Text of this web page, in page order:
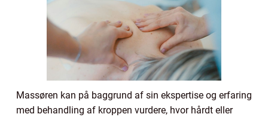
Massøren kan på baggrund af sin ekspertise og erfaring
med behandling af kroppen vurdere, hvor hårdt eller